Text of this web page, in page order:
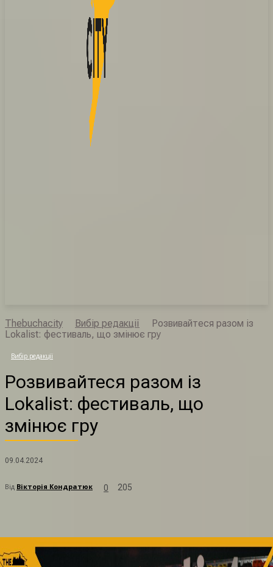
Thebuchacity Вибір редакції
Розвивайтеся разом із
Lokalist: фестиваль, що змінює гру
Вибір редакції
Розвивайтеся разом із
Lokalist: фестиваль, що
змінює гру
09.04.2024
Від Вікторія Кондратюк 0 205